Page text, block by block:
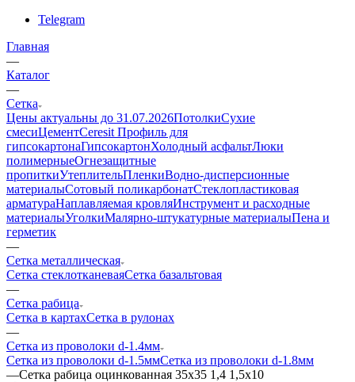
Telegram
Главная
—
Каталог
—
Сетка
Цены актуальны до 31.07.2026ПотолкиСухие
смесиЦементCeresit Профиль для
гипсокартонаГипсокартонХолодный асфальтЛюки
полимерныеОгнезащитные
пропиткиУтеплительПленкиВодно-дисперсионные
материалыСотовый поликарбонатСтеклопластиковая
арматураНаплавляемая кровляИнструмент и расходные
материалыУголкиМалярно-штукатурные материалыПена и
герметик
—
Сетка металлическая
Сетка стеклотканеваяСетка базальтовая
—
Сетка рабица
Сетка в картахСетка в рулонах
—
Сетка из проволоки d-1.4мм
Сетка из проволоки d-1.5ммСетка из проволоки d-1.8мм
—Сетка рабица оцинкованная 35x35 1,4 1,5x10